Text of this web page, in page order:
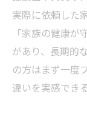
実際に依頼した
「家族の健康
があり、長期的
の方はまず一度
違いを実感でき